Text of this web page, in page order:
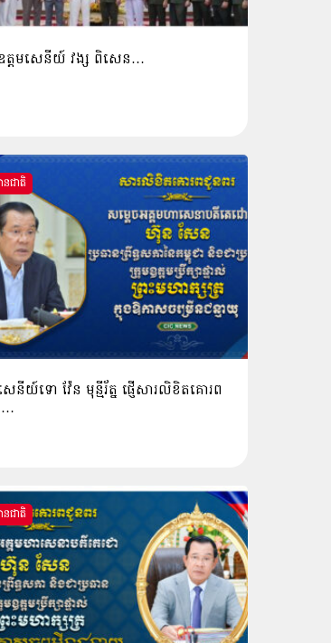
ត្តមសេនីយ៍ វង្ស ពិសេន…
នជាតិ
េនីយ៍ទោ វ៉ែន មុន្មីរ័ត្ន ផ្ញើសារលិខិតគោរព
…
នជាតិ